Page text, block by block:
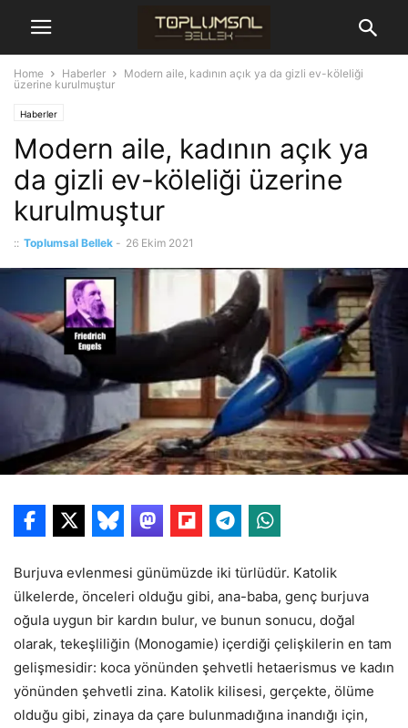
Home Haberler
Modern aile, kadının açık ya da gizli ev-köleliği
üzerine kurulmuştur
Haberler
Modern aile, kadının açık ya
da gizli ev-köleliği üzerine
kurulmuştur
:: Toplumsal Bellek - 26 Ekim 2021
Burjuva evlenmesi günümüzde iki türlüdür. Katolik
ülkelerde, önceleri olduğu gibi, ana-baba, genç burjuva
oğula uygun bir kardın bulur, ve bunun sonucu, doğal
olarak, tekeşliliğin (Monogamie) içerdiği çelişkilerin en tam
gelişmesidir: koca yönünden şehvetli hetaerismus ve kadın
yönünden şehvetli zina. Katolik kilisesi, gerçekte, ölüme
olduğu gibi, zinaya da çare bulunmadığına inandığı için,